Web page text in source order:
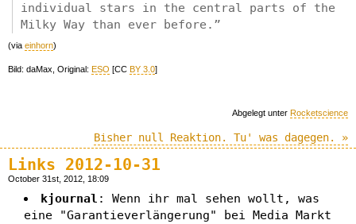
individual stars in the central parts of the
Milky Way than ever before.”
(via einhorn)
Bild: daMax, Original: ESO [CC BY 3.0]
Abgelegt unter Rocketscience
Bisher null Reaktion. Tu' was dagegen. »
Links 2012-10-31
October 31st, 2012, 18:09
kjournal : Wenn ihr mal sehen wollt, was
eine "Garantieverlängerung" bei Media Markt